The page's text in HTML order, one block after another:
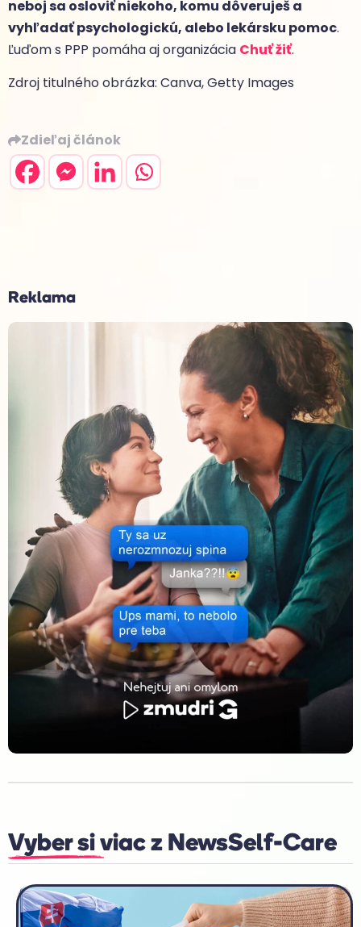
neboj sa osloviť niekoho, komu dôveruješ a
vyhľadať psychologickú, alebo lekársku pomoc.
Ľuďom s PPP pomáha aj organizácia Chuť žiť.
Zdroj titulného obrázka: Canva, Getty Images
Zdieľaj článok
Reklama
Vyber si viac zNewsSelf-Care